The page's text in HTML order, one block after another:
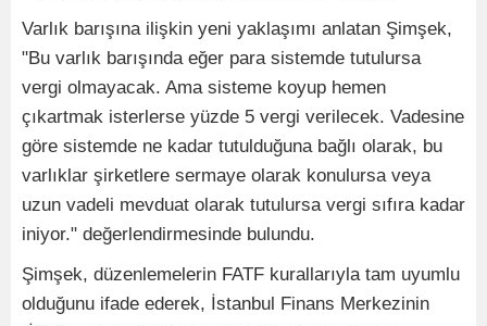
Varlık barışına ilişkin yeni yaklaşımı anlatan Şimşek,
"Bu varlık barışında eğer para sistemde tutulursa
vergi olmayacak. Ama sisteme koyup hemen
çıkartmak isterlerse yüzde 5 vergi verilecek. Vadesine
göre sistemde ne kadar tutulduğuna bağlı olarak, bu
varlıklar şirketlere sermaye olarak konulursa veya
uzun vadeli mevduat olarak tutulursa vergi sıfıra kadar
iniyor." değerlendirmesinde bulundu.
Şimşek, düzenlemelerin FATF kurallarıyla tam uyumlu
olduğunu ifade ederek, İstanbul Finans Merkezinin